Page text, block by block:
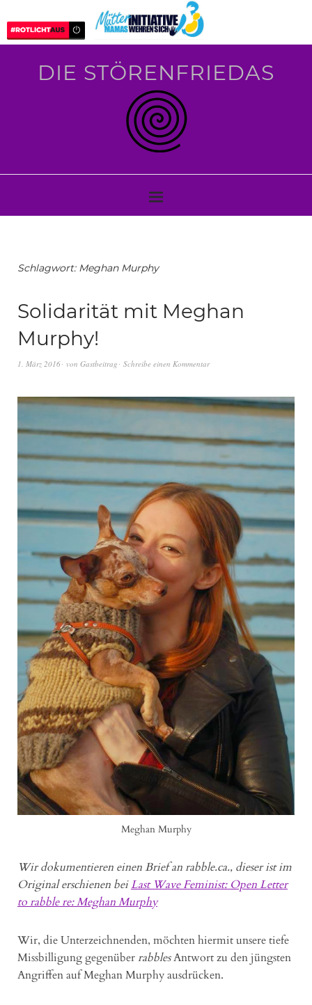
DIE STÖRENFRIEDAS
Schlagwort: Meghan Murphy
Solidarität mit Meghan
Murphy!
1. März 2016 von Gastbeitrag Schreibe einen Kommentar
Meghan Murphy
Wir dokumentieren einen Brief an rabble.ca., dieser ist im
Original erschienen beiLast Wave Feminist: Open Letter
to rabble re: Meghan Murphy
Wir, die Unterzeichnenden, möchten hiermit unsere tiefe
Missbilligung gegenüberrabblesAntwort zu den jüngsten
Angriffen auf Meghan Murphy ausdrücken.